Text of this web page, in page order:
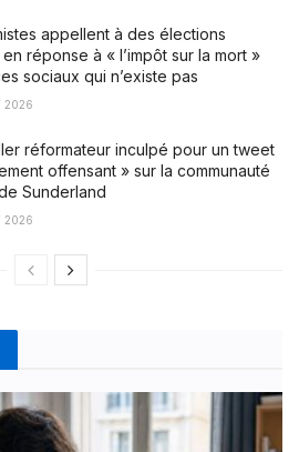
appellent à des élections
réponse à « l’impôt sur la mort »
sociaux qui n’existe pas
2026
réformateur inculpé pour un tweet
offensant » sur la communauté
Sunderland
2026